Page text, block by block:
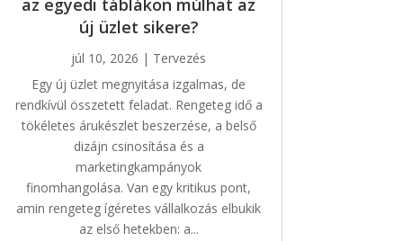
az egyedi táblákon múlhat az
új üzlet sikere?
júl 10, 2026 | Tervezés
Egy új üzlet megnyitása izgalmas, de
rendkívül összetett feladat. Rengeteg idő a
tökéletes árukészlet beszerzése, a belső
dizájn csinosítása és a
marketingkampányok
finomhangolása. Van egy kritikus pont,
amin rengeteg ígéretes vállalkozás elbukik
az első hetekben: a...